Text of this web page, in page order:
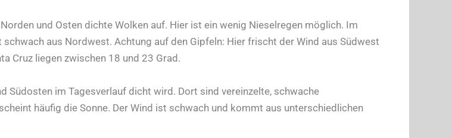
und Osten dichte Wolken auf. Hier ist ein wenig Nieselregen möglich. Im
aus Nordwest. Achtung auf den Gipfeln: Hier frischt der Wind aus Südwest
Cruz liegen zwischen 18 und 23 Grad.
Südosten im Tagesverlauf dicht wird. Dort sind vereinzelte, schwache
häufig die Sonne. Der Wind ist schwach und kommt aus unterschiedlichen